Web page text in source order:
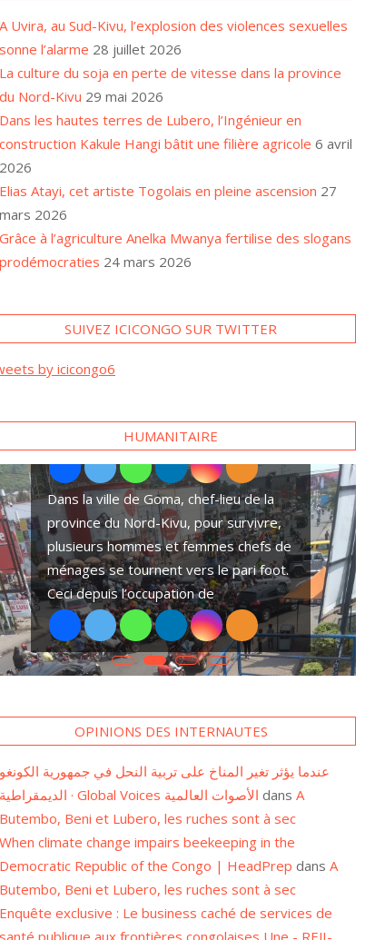
A Uvira, au Sud-Kivu, l’explosion des violences sexuelles
sonne l’alarme 28 juillet 2026
La culture du soja en perte de vitesse dans la province
du Nord-Kivu 29 mai 2026
Dans les hautes terres de Lubero, l’Ingénieur en
construction Kakule Hangi bâtit une filière agricole 6 avril
2026
Elias Atayi, cet artiste Togolais en pleine ascension 27
mars 2026
Grâce à l’agriculture Anelka Mwanya fertilise des slogans
prodémocraties 24 mars 2026
SUIVEZ ICICONGO SUR TWITTER
by icicongo6
HUMANITAIRE
A Goma, plusieurs familles
sportifs pour survivre
Dans la ville de Goma, chef-lieu de la
province du Nord-Kivu, pour survivre,
plusieurs hommes et femmes chefs de
ménages se tournent vers le pari foot.
Ceci depuis l’occupation de
de paix
publique et
révèle
en
Ces superstitions qui accentuent les
sexuelles contre des pygmées dans
RDC
L’Est de la République Démocratique du Congo-
depuis plusieurs années des conflits armés. Des
pygmées sont parmi les plus victimes. Elles
de violence
OPINIONS DES INTERNAUTES
عندما يؤثر تغير المناخ على تربية النحل في جمهورية الكونغو
الديمقراطية · Global Voices الأصوات العالمية dans A
Butembo, Beni et Lubero, les ruches sont à sec
When climate change impairs beekeeping in the
Democratic Republic of the Congo | HeadPrep dans A
Butembo, Beni et Lubero, les ruches sont à sec
Enquête exclusive : Le business caché de services de
santé publique aux frontières congolaises Une - REJI-